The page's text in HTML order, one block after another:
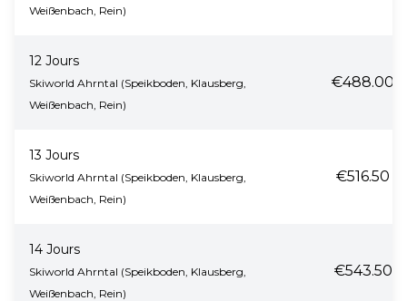
Weißenbach, Rein)
12 Jours
Skiworld Ahrntal (Speikboden, Klausberg,
Weißenbach, Rein)
€488.00
13 Jours
Skiworld Ahrntal (Speikboden, Klausberg,
Weißenbach, Rein)
€516.50
14 Jours
Skiworld Ahrntal (Speikboden, Klausberg,
Weißenbach, Rein)
€543.50